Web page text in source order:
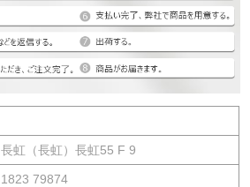
長虹（長虹）長虹55 F 9
1823 79874